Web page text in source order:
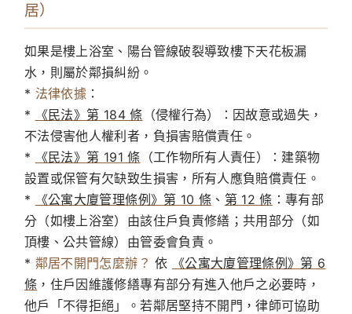
居）
如果是樓上浴室、陽台管線破裂導致樓下天花板漏
水，則屬於鄰損糾紛。
* 法律依據 ：
*
《民法》第 184 條 （侵權行為）：因故意或過失，
不法侵害他人權利者，負損害賠償責任。
*
《民法》第 191 條 （工作物所有人責任）：建築物
設置或保管有欠缺致生損害，所有人應負賠償責任。
*
《公寓大廈管理條例》第 10 條 、 第 12 條 ：專有部
分（如樓上浴室）由該住戶負責修繕；共用部分（如
頂樓、公共管線）由管委會負責。
* 鄰居不開門怎麼辦？ 依
《公寓大廈管理條例》第 6
條 ，住戶因維護修繕專有部分有進入他戶之必要時，
他戶「不得拒絕」。若鄰居堅持不開門，律師可協助